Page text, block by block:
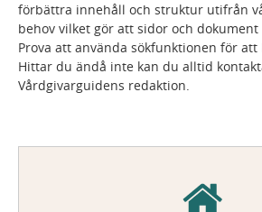
förbättra innehåll och struktur utifrån
behov vilket gör att sidor och
Prova att använda sökfunktionen för
Hittar du ändå inte kan du alltid
Vårdgivarguidens redaktion.